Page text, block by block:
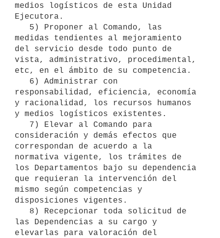
medios logísticos de esta Unidad
Ejecutora.
medidas tendientes al mejoramiento
del servicio desde todo punto de
vista, administrativo, procedimental,
etc, en el ámbito de su competencia.
responsabilidad, eficiencia, economía
y racionalidad, los recursos humanos
y medios logísticos existentes.
consideración y demás efectos que
correspondan de acuerdo a la
normativa vigente, los trámites de
los Departamentos bajo su dependencia
que requieran la intervención del
mismo según competencias y
disposiciones vigentes.
las Dependencias a su cargo y
elevarlas para valoración del